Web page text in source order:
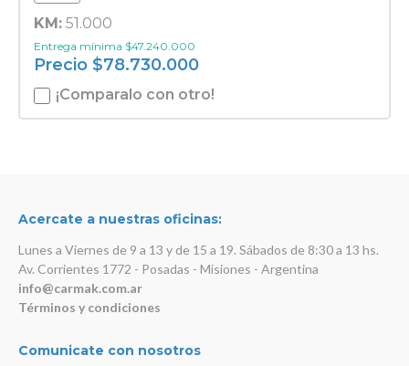
KM: 51.000
Entrega mínima $47.240.000
Precio $78.730.000
¡Comparalo con otro!
Acercate a nuestras oficinas:
Lunes a Viernes de 9 a 13 y de 15 a 19. Sábados de 8:30 a 13 hs.
Av. Corrientes 1772 - Posadas - Misiones - Argentina
info@carmak.com.ar
Términos y condiciones
Comunicate con nosotros